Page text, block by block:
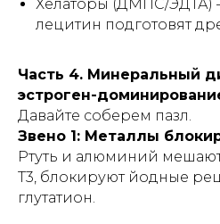
Хелаторы (ДМПС/ЭДТА)
лецитин подготовят
Часть 4. Минеральный
эстроген-
Давайте соберем пазл.
Звено 1: Металлы
Ртуть и алюминий
Т3, блокируют йодные
глутатион.